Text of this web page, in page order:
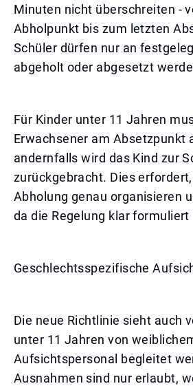
Minuten nicht überschreiten -
Abholpunkt bis zum letzten
Schüler dürfen nur an
abgeholt oder abgesetzt
Für Kinder unter 11 Jahren
Erwachsener am Absetzpunkt
andernfalls wird das Kind zur
zurückgebracht. Dies
Abholung genau organisieren
da die Regelung klar formuliert
Geschlechtsspezifische
Die neue Richtlinie sieht auch
unter 11 Jahren von
Aufsichtspersonal begleitet
Ausnahmen sind nur erlaubt,